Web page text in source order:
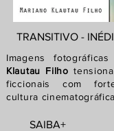
TRANSITIVO -
Imagens
Klautau Filho
ficcionais com
cultura
SAIBA+